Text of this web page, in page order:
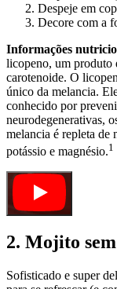
Despeje em
Decore com a
Informações
licopeno, um produto
carotenoide. O
único da melancia.
conhecido por
neurodegenerativas,
melancia é repleta de
potássio e magnésio.1
2. Mojito
Sofisticado e super